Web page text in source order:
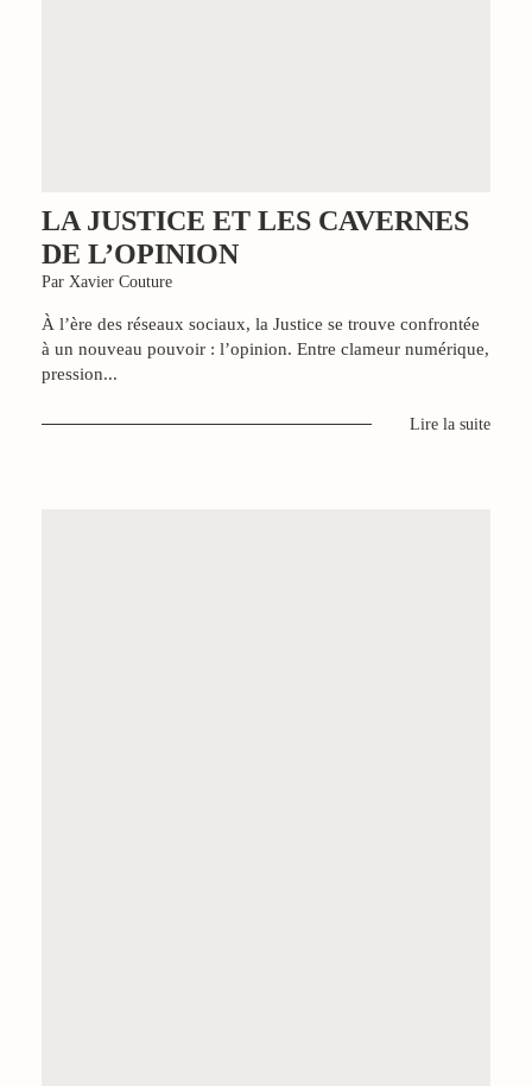
LA JUSTICE ET LES CAVERNES
DE L’OPINION
Par Xavier Couture
À l’ère des réseaux sociaux, la Justice se trouve confrontée
à un nouveau pouvoir : l’opinion. Entre clameur numérique,
pression...
Lire la suite